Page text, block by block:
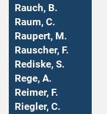
Rauch, B.
Raum, C.
Raupert, M.
Rauscher, F.
Rediske, S.
Rege, A.
Reimer, F.
Riegler, C.